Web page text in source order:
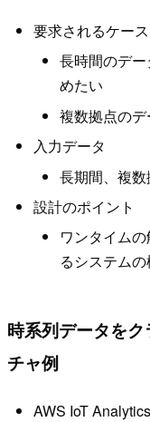
要求されるケース
長時間のデ
めたい
複数拠点の
入力データ
長期間、複
設計のポイント
ワンタイム
るシステム
時系列データを
チャ例
AWS IoT